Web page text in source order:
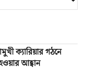
ক্যারিয়ার গঠনে
হওয়ার আহ্বান